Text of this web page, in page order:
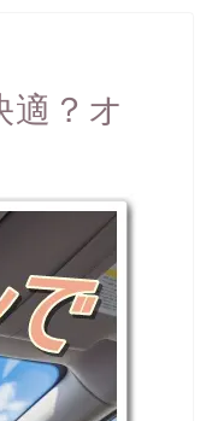
適？オ